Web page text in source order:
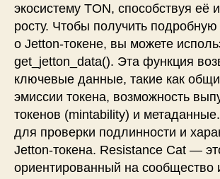
экосистему TON, способствуя её
росту. Чтобы получить
о Jetton-токене, вы можете
get_jetton_data(). Эта функция
ключевые данные, такие как
эмиссии токена, возможность
токенов (mintability) и
для проверки подлинности и
Jetton-токена. Resistance Cat —
ориентированный на сообщество